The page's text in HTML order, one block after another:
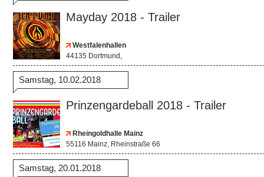
Mayday 2018 - Trailer
Westfalenhallen
44135 Dortmund,
Samstag, 10.02.2018
Prinzengardeball 2018 - Trailer
Rheingoldhalle Mainz
55116 Mainz, Rheinstraße 66
Samstag, 20.01.2018